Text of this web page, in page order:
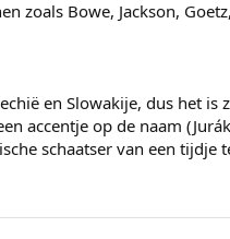
zoals Bowe, Jackson,
en Slowakije, dus het is
accentje op de naam
schaatser van een